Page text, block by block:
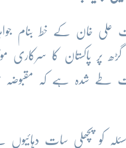
پر پاکستان کا سرکاری
طے شدہ ہے کہ مقبوضہ
کو پچھلی سات